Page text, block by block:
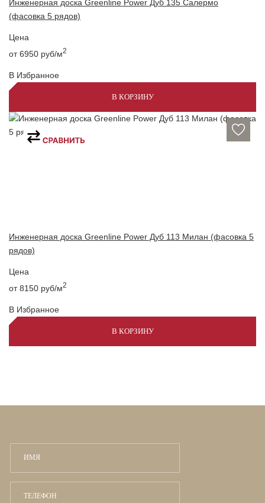
Инженерная доска Greenline Power Дуб 135 Салермо
(фасовка 5 рядов)
Цена
от 6950 руб/м2
В Избранное
В КОРЗИНУ
Инженерная доска Greenline Power Дуб 113 Милан (фасовка 5
рядов)
Цена
от 8150 руб/м2
В Избранное
В КОРЗИНУ